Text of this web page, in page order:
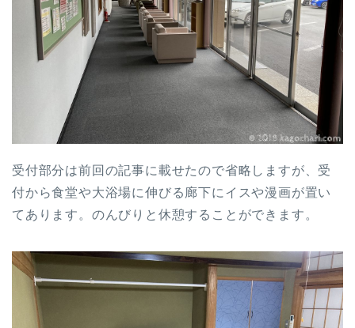
受付部分は前回の記事に載せたので省略しますが、受
付から食堂や大浴場に伸びる廊下にイスや漫画が置い
てあります。のんびりと休憩することができます。